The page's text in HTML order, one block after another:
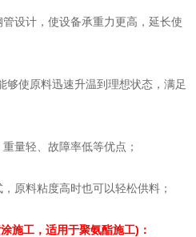
计，使设备承重力更高，延长使
使原料迅速升温到理想状态，满足
轻、故障率低等优点；
料粘度高时也可以轻松供料；
工，适用于聚氨酯施工)：